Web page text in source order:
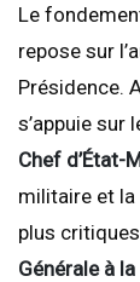
Le
repose sur
Présidence.
s’appuie sur
Chef d’État-
militaire et
plus
Générale à